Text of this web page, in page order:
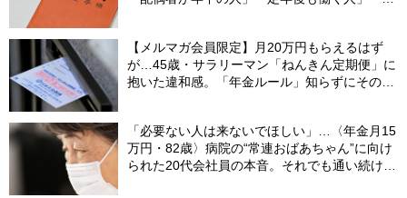
【メルマガ会員限定】月20万円もらえるはず
が…45歳・サラリーマン「ねんきん定期便」に
抱いた違和感。「年金ルール」知らずにそのま
「必要ない人は来ないでほしい」…〈年金月15
万円・82歳〉病院の“常連おばあちゃん”に向け
られた20代会社員の本音。それでも通い続ける